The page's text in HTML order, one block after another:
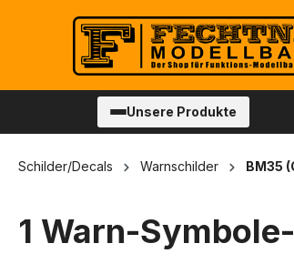
Zur Hauptnavigation springen
Unsere Produkte
Schilder/Decals Warnschilder BM35
1 Warn-